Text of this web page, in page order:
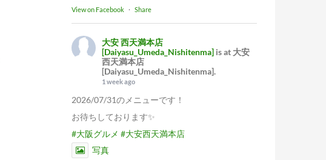
View on Facebook · Share
大安 西天満本店
[Daiyasu_Umeda_Nishitenma] is at 大安
西天満本店
[Daiyasu_Umeda_Nishitenma].
1 week ago
2026/07/31のメニューです！
お待ちしております✨
#大阪グルメ #大安西天満本店
写真